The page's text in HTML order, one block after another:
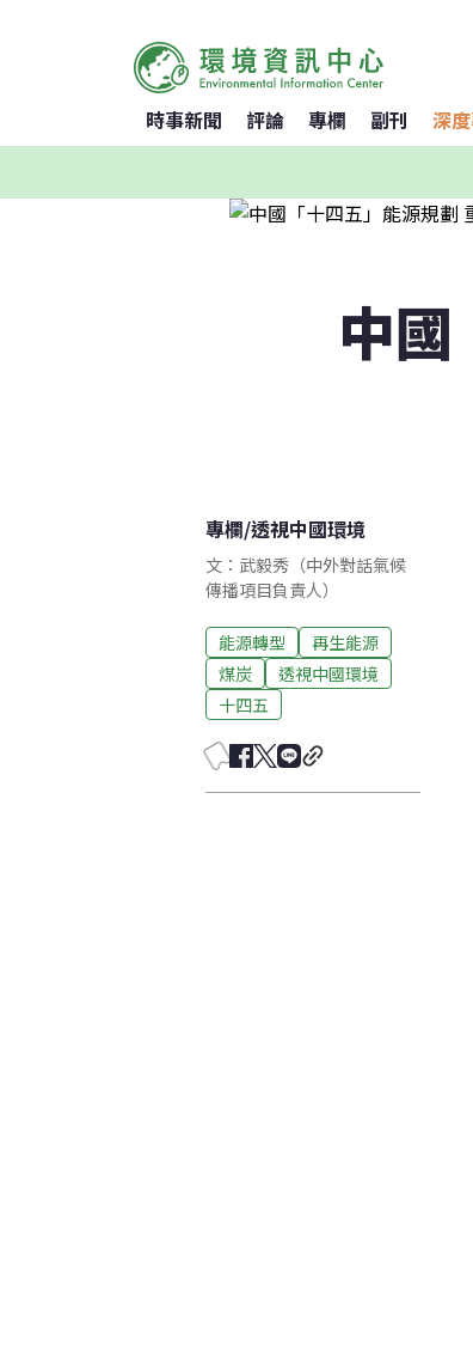
時事新聞 評論 專欄 副刊 深
中
專欄/透視中國環境
文：武毅秀（中外對話氣候
傳播項目負責人）
能源轉型
再生能源
煤炭
透視中國環境
十四五